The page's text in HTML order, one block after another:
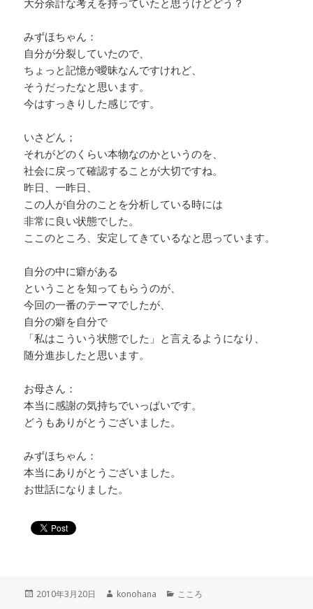
大分余計な考えを持っていたと思うけどどう？
みずほちゃん：
自分が分裂していたので、
ちょっと記憶が曖昧なんですけれど、
そうだったなと思います。
今はすっきりした感じです。
いさどん；
それがどのくらい本物なのかというのを、
社会に戻って確認することが大切ですね。
昨日、一昨日、
この人が自分のことを分析している時には
非常に良い状態でした。
ここのところ、安定してきているなと思っています。
自分の中に癖がある
ということを知ってもらうのが、
今回の一番のテーマでしたが、
自分の癖を自分で
「私はこういう状態でした」と言えるようになり、
随分進歩したと思います。
お母さん：
本当に感謝の気持ちでいっぱいです。
どうもありがとうございました。
みずほちゃん：
本当にありがとうございました。
お世話になりました。
投
2010年3月20日
作
konohana
カ
こころ